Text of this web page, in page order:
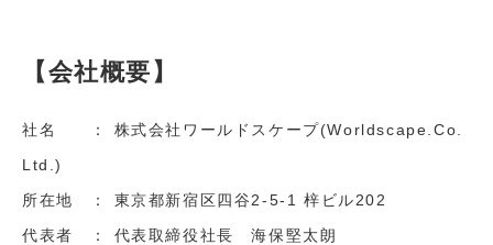
【会社概要】
社名 ： 株式会社ワールドスケープ(Worldscape.Co.
Ltd.)
所在地 ： 東京都新宿区四谷2-5-1 梓ビル202
代表者 ： 代表取締役社長 海保堅太朗